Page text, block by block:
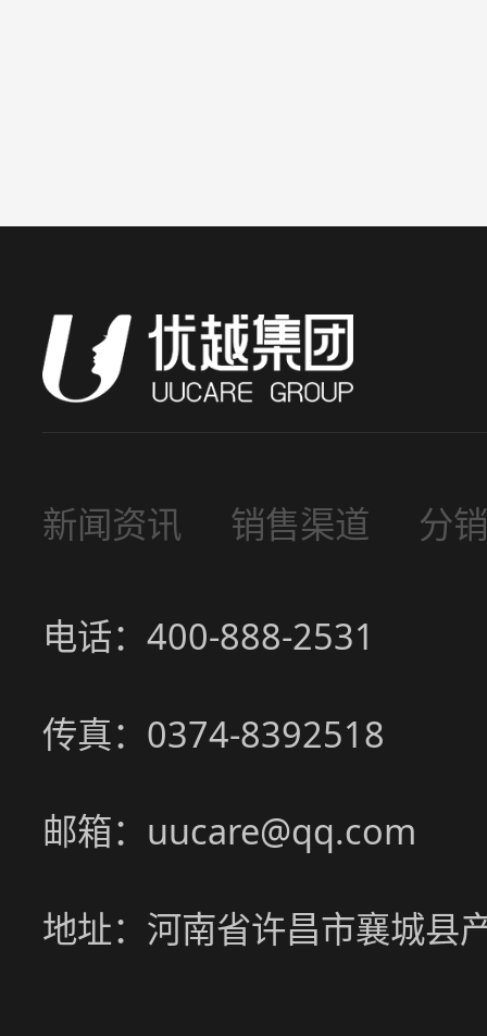
新闻资讯 销售渠道 分
电话：400-888-2531
传真：0374-8392518
邮箱：uucare@qq.com
地址：河南省许昌市襄城县